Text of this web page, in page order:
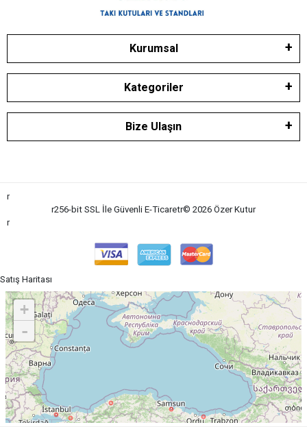
Kurumsal
Kategoriler
Bize Ulaşın
r
r256-bit SSL İle Güvenli E-Ticaretr© 2026 Özer Kutur
r
Satış Haritası